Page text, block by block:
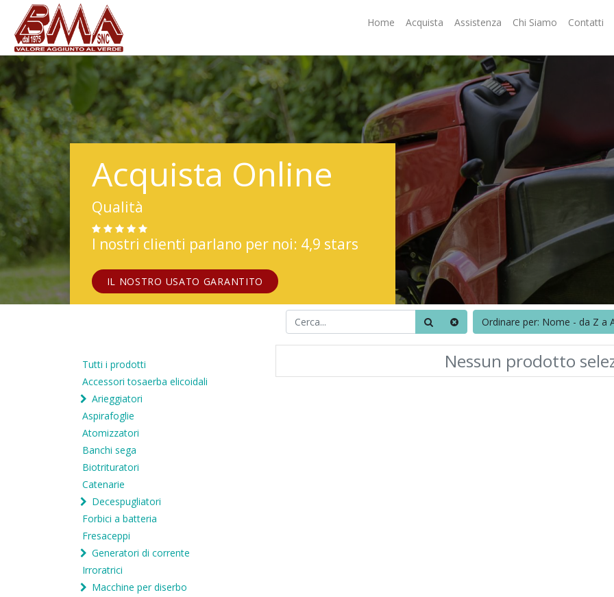
Home Acquista Assistenza Chi Siamo Contatti
Acquista Online
Qualità
I nostri clienti parlano per noi: 4,9 stars
IL NOSTRO USATO GARANTITO
Ordinare per: Nome - da Z a
Tutti i prodotti
Accessori tosaerba elicoidali
Arieggiatori
Aspirafoglie
Atomizzatori
Banchi sega
Biotrituratori
Catenarie
Decespugliatori
Forbici a batteria
Fresaceppi
Generatori di corrente
Irroratrici
Macchine per diserbo
Nessun prodotto